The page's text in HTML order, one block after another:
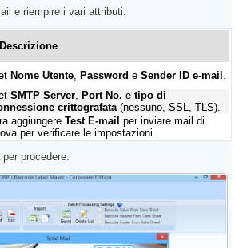
e riempire i vari attributi.
Descrizione
Nome Utente, Password e Sender ID e-mail .
SMTP Server, Port No. e tipo di
crittografata(nessuno, SSL, TLS).
aggiungere Test E-mail per inviare mail di
per verificare le impostazioni.
procedere.